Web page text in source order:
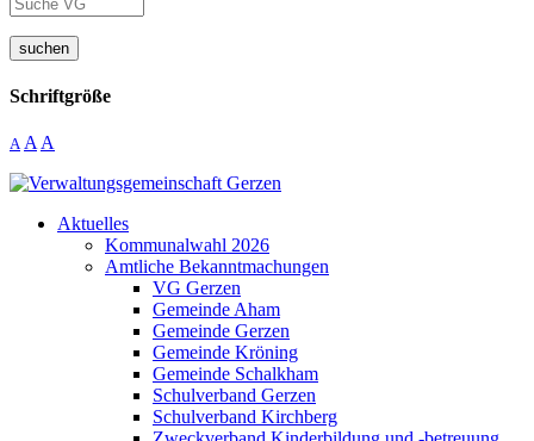
suchen
Schriftgröße
A A A
Aktuelles
Kommunalwahl 2026
Amtliche Bekanntmachungen
VG Gerzen
Gemeinde Aham
Gemeinde Gerzen
Gemeinde Kröning
Gemeinde Schalkham
Schulverband Gerzen
Schulverband Kirchberg